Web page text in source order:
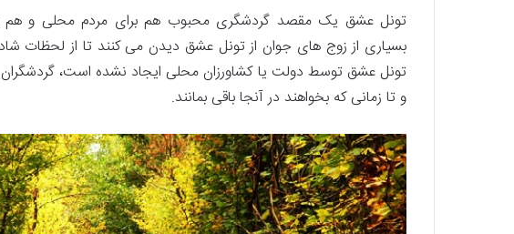
تونل عشق یک مقصد گردشگری محبوب هم برای مردم محلی و هم
بسیاری از زوج های جوان از تونل عشق دیدن می کنند تا از لحظات
تونل عشق توسط دولت یا کشاورزان محلی ایجاد نشده است، گردشگران
و تا زمانی که بخواهند در آنجا باقی بمانند.